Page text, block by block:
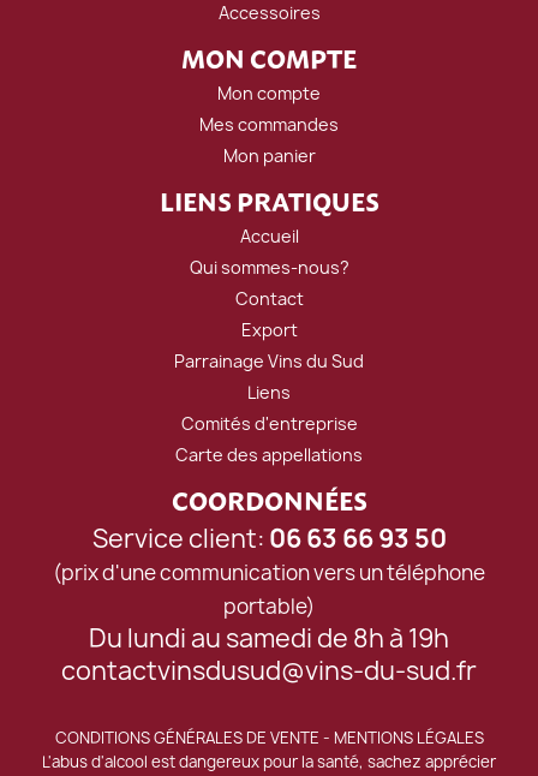
Accessoires
MON COMPTE
Mon compte
Mes commandes
Mon panier
LIENS PRATIQUES
Accueil
Qui sommes-nous?
Contact
Export
Parrainage Vins du Sud
Liens
Comités d'entreprise
Carte des appellations
COORDONNÉES
Service client: 06 63 66 93 50
(prix d'une communication vers un téléphone
portable)
Du lundi au samedi de 8h à 19h
contactvinsdusud@vins-du-sud.fr
CONDITIONS GÉNÉRALES DE VENTE - MENTIONS LÉGALES
L'abus d'alcool est dangereux pour la santé, sachez apprécier